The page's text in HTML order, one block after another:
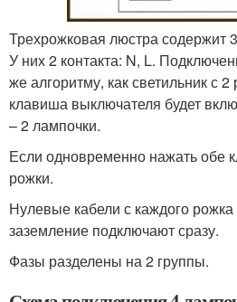
Трехрожковая люстра содержит
У них 2 контакта: N, L.
же алгоритму, как светильник с
клавиша выключателя будет
– 2 лампочки.
Если одновременно нажать обе
рожки.
Нулевые кабели с каждого
заземление подключают сразу.
Фазы разделены на 2 группы.